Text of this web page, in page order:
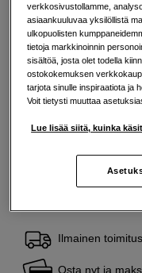
Maksa Svea-
Esimerkki: 36 kk, 3 EUR/
19,07 %
Avausmaksu 5 EUR,
saada
Ilmainen
Osta nyt ja
verkkosivustollamme,
asiaankuuluvaa yksilöllistä
ulkopuolisten
tietoja markkinoinnin
sisältöä, josta olet todella
ostokokemuksen
tarjota sinulle inspiraatiota ja
Voit tietysti muuttaa
Lue lisää siitä, kuinka